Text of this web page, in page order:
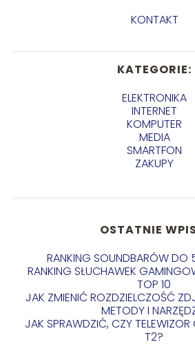
KONTAKT
KATEGORIE:
ELEKTRONIKA
INTERNET
KOMPUTER
MEDIA
SMARTFON
ZAKUPY
OSTATNIE
RANKING SOUNDBARÓW DO
RANKING SŁUCHAWEK
TOP 10
JAK ZMIENIĆ ROZDZIELCZOŚĆ
METODY I
JAK SPRAWDZIĆ, CZY
T2?